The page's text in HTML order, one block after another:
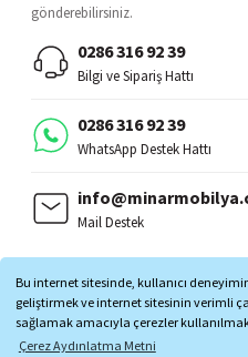
Bu internet sitesinde, kullanıcı
geliştirmek ve internet sitesinin verimli
sağlamak amacıyla çerezler
Çerez Aydınlatma Metni
gönderebilirsiniz.
0286 316 92 39
Bilgi ve Sipariş Hattı
0286 316 92 39
WhatsApp Destek Hattı
Mail Destek
MOBİL UYGULAMALAR: